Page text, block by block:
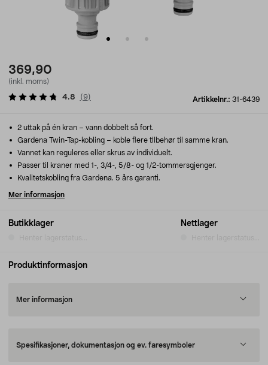
369,90
(inkl. moms)
Artikkelnr.: 31-6439
4.8 (9)
Butikklager Nettlager
2 uttak på én kran – vann dobbelt så fort.
Gardena Twin-Tap-kobling – koble flere tilbehør til samme kran.
Vannet kan reguleres eller skrus av individuelt.
Passer til kraner med 1-, 3/4-, 5/8- og 1/2-tommersgjenger.
Kvalitetskobling fra Gardena. 5 års garanti.
Mer informasjon
Produktinformasjon
Mer informasjon
Spesifikasjoner, dokumentasjon og ev. faresymboler